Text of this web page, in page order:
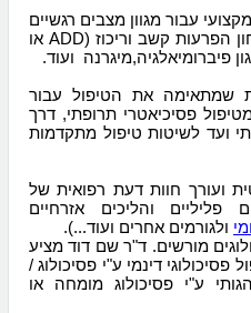
עבור מגוון מצבים רגשיים
, איבחון הפרעות קשב וריכוז (ADD או
שמתאימה את הטיפול עבור
פסיכיאטרי תרופתי, דרך
ועד לשיטות טיפול מתקדמות
ועורך חוות דעת רפואית של
והליכים אזרחיים
ולגורמים אחרים ועוד...).
מורשים. ד"ר שם דוד מציע
דינמי ע"י פסיכולוג /
ע"י פסיכולוג מומחה או